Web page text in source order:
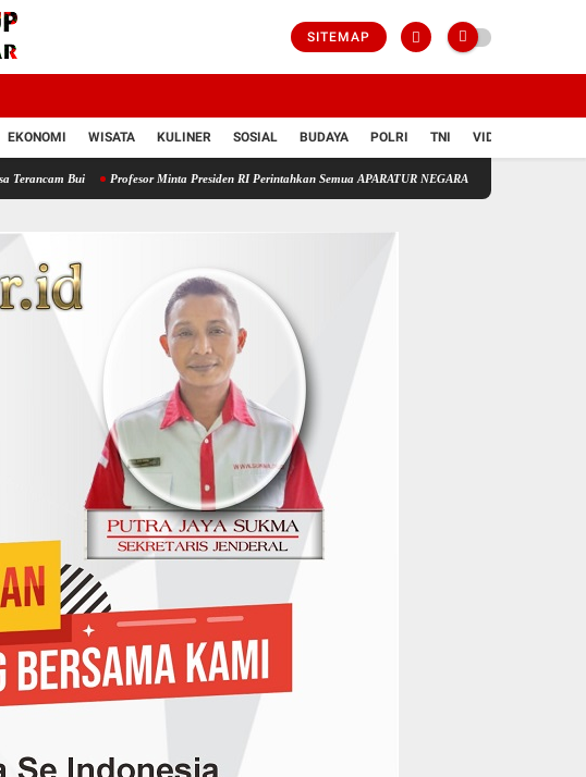
SITEMAP
EKONOMI WISATA KULINER SOSIAL BUDAYA POLRI TNI VIDIO
Profesor Minta Presiden RI Perintahkan Semua APARATUR NEGARA Di Seluruh Indonesia Tertibkan